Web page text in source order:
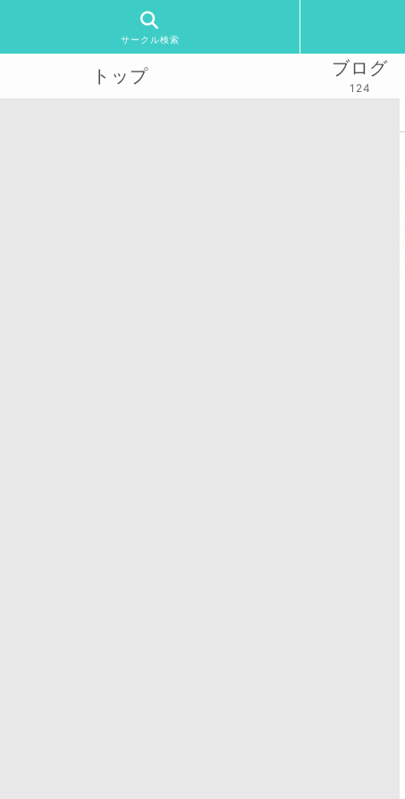
サークル検索
トップ ブログ
124